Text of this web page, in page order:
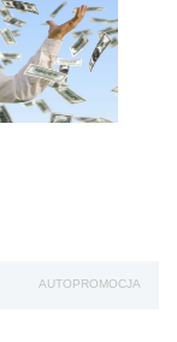
AUTOPROMOCJA